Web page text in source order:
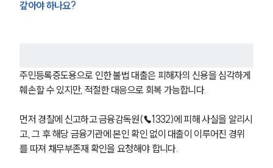
갚아야 하나요?
주민등록증도용으로 인한 불법 대출은 피해자의 신용을 심각하게
훼손할 수 있지만, 적절한 대응으로 회복 가능합니다.
먼저 경찰에 신고하고 금융감독원(☎1332)에 피해 사실을 알리시
고, 그 후 해당 금융기관에 본인 확인 없이 대출이 이루어진 경위
를 따져 채무부존재 확인을 요청해야 합니다.